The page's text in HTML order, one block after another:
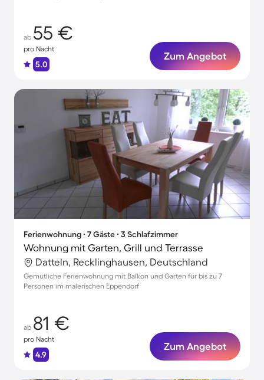
ab 55 €
pro Nacht
5.0
Zum Angebot
Ferienwohnung ∙ 7 Gäste ∙ 3 Schlafzimmer
Wohnung mit Garten, Grill und Terrasse
Datteln, Recklinghausen, Deutschland
Gemütliche Ferienwohnung mit Balkon und Garten für bis zu 7
Personen im malerischen Eppendorf
ab 81 €
pro Nacht
4.9
Zum Angebot